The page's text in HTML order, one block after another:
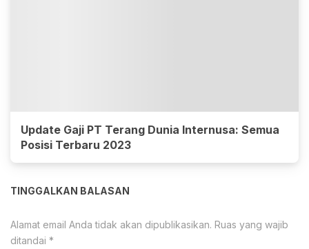
Update Gaji PT Terang Dunia Internusa: Semua
Posisi Terbaru 2023
TINGGALKAN BALASAN
Alamat email Anda tidak akan dipublikasikan. Ruas yang wajib
ditandai *